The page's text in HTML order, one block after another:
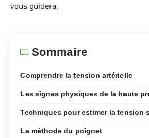
vous guidera.
Sommaire
Comprendre la tension artérielle
Les signes physiques de la haute
Techniques pour estimer la tension
La méthode du poignet